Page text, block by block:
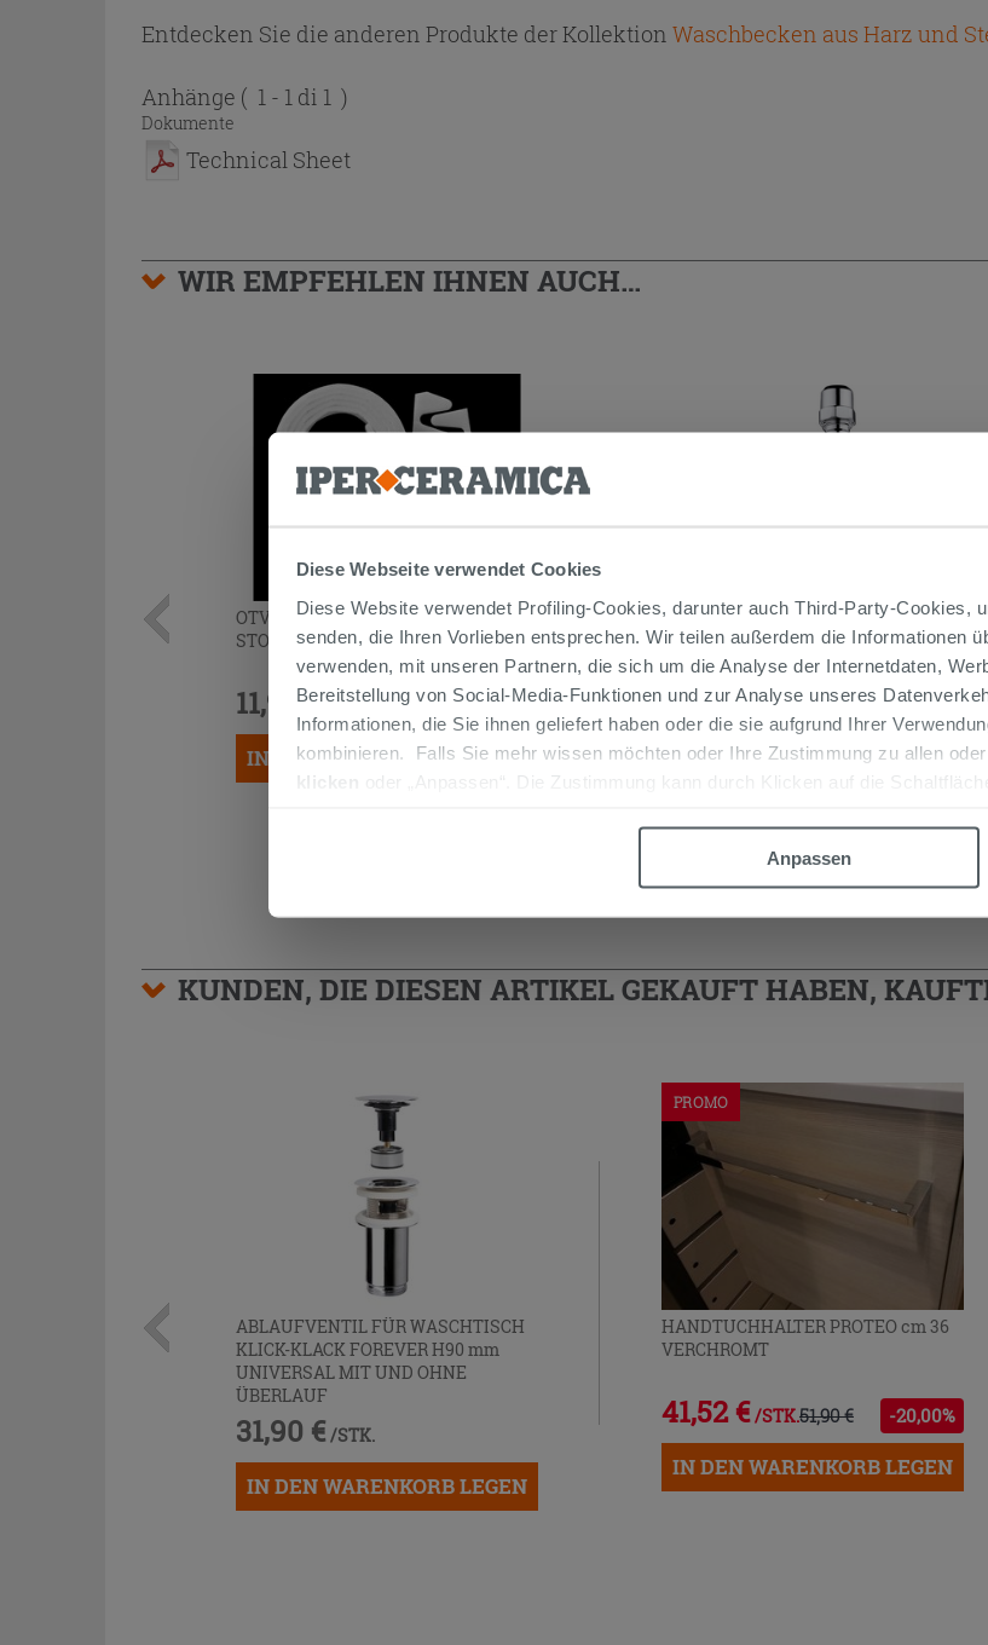
Diese Webseite verwendet Cookies
Diese Website verwendet Profiling-Cookies, darunter auch Third-Party-Cookies,
senden, die Ihren Vorlieben entsprechen. Wir teilen außerdem die Informationen
verwenden, mit unseren Partnern, die sich um die Analyse der Internetdaten,
Bereitstellung von Social-Media-Funktionen und zur Analyse unseres
Informationen, die Sie ihnen geliefert haben oder die sie aufgrund Ihrer
kombinieren. Falls Sie mehr wissen möchten oder Ihre Zustimmung zu allen
klicken
oder „Anpassen“. Die Zustimmung kann durch Klicken auf die
Anpassen
Entdecken Sie die anderen Produkte der Kollektion Waschbecken aus Harz und
Anhänge ( 1 - 1 di 1 )
Dokumente
Technical Sheet
WIR EMPFEHLEN IHNEN AUCH…
OTVAL ZIG-ZAG UNIVERSAL-
STOSSSCHUTZSATZ FÜR SANITÄRE
11,90 € /STK.
IN DEN WARENKORB LEGEN
WASSERHAHN ZUR MONTAGE
UNTER DEM WASCHBECKEN MIT
FILTER UND GELENK CHROM
12,90 € /STK.
IN DEN WARENKORB LEGEN
KUNDEN, DIE DIESEN ARTIKEL GEKAUFT HABEN,
ABLAUFVENTIL FÜR WASCHTISCH
KLICK-KLACK FOREVER H90 mm
UNIVERSAL MIT UND OHNE
ÜBERLAUF
31,90 € /STK.
IN DEN WARENKORB LEGEN
PROMO
HANDTUCHHALTER PROTEO cm 36
VERCHROMT
41,52 € /STK.51,90 € -20,00%
IN DEN WARENKORB LEGEN